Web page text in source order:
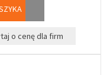
o cenę dla firm